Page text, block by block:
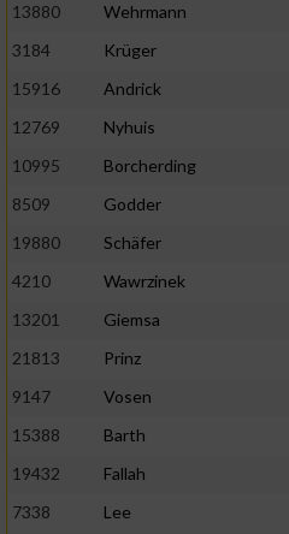
13880
Wehrmann
3184
Krüger
15916
Andrick
12769
Nyhuis
10995
Borcherding
8509
Godder
19880
Schäfer
4210
Wawrzinek
13201
Giemsa
21813
Prinz
9147
Vosen
15388
Barth
19432
Fallah
7338
Lee